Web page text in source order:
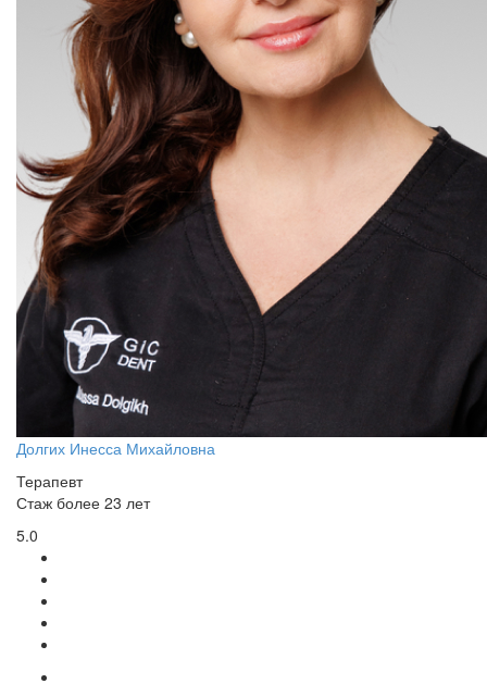
Долгих Инесса Михайловна
Терапевт
Стаж более 23 лет
5.0